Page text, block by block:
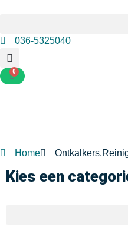
036-5325040
0
Home
Kies een